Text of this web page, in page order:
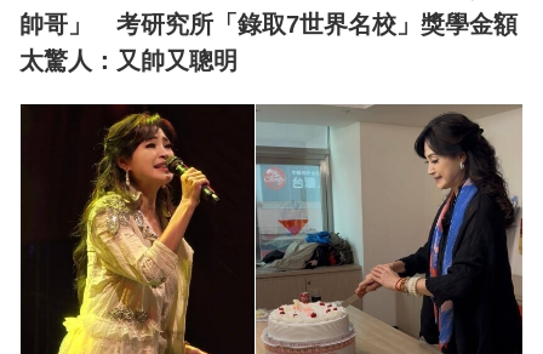
帥哥」 考研究所「錄取7世界名校」獎學金額
太驚人：又帥又聰明